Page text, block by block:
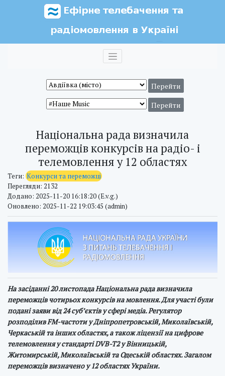
Національна рада визначила
переможців конкурсів на радіо- і
телемовлення у 12 областях
Теги: Конкурси та переможці
Перегляди: 2132
Додано: 2025-11-20 16:18:20 (E.v.g.)
Оновлено: 2025-11-22 19:03:45 (admin)
На засіданні 20 листопада Національна рада визначила
переможців чотирьох конкурсів на мовлення. Для участі були
подані заяви від 24 суб’єктів у сфері медіа. Регулятор
розподілив FM-частоти у Дніпропетровській, Миколаївській,
Черкаській та інших областях, а також ліцензії на цифрове
телемовлення у стандарті DVB-T2 у Вінницькій,
Житомирській, Миколаївській та Одеській областях. Загалом
переможців визначено у 12 областях України.